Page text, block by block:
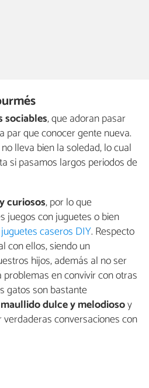
sociables, que adoran pasar
par que conocer gente nueva.
lleva bien la soledad, lo cual
si pasamos largos periodos de
curiosos, por lo que
juegos con juguetes o bien
caseros DIY. Respecto
con ellos, siendo un
hijos, además al no ser
en convivir con otras
gatos son bastante
maullido dulce y melodiosoy
conversaciones con